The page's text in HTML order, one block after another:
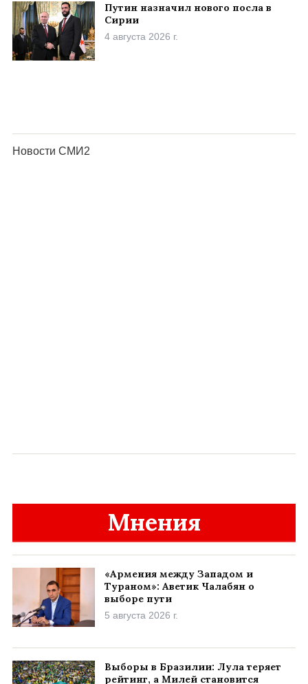
Путин назначил нового посла в
Сирии
4 августа 2026 г.
Мнения
«Армения между Западом и
Тураном»: Аветик Чалабян о
выборе пути
5 августа 2026 г.
Выборы в Бразилии: Лула теряет
рейтинг, а Милей становится